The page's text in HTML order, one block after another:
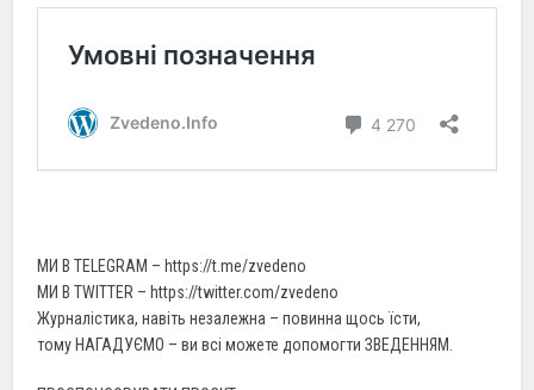
МИ В TELEGRAM – https://t.me/zvedeno
МИ В TWITTER – https://twitter.com/zvedeno
Журналістика, навіть незалежна – повинна щось їсти,
тому НАГАДУЄМО – ви всі можете допомогти ЗВЕДЕННЯМ.